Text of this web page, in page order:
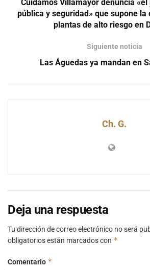
Cuidamos Villamayor denuncia «el
pública y seguridad» que supone la
plantas de alto riesgo en
Siguiente noticia
Las Águedas ya mandan en
Ch. G.
Deja una respuesta
Tu dirección de correo electrónico no será
obligatorios están marcados con *
Comentario *